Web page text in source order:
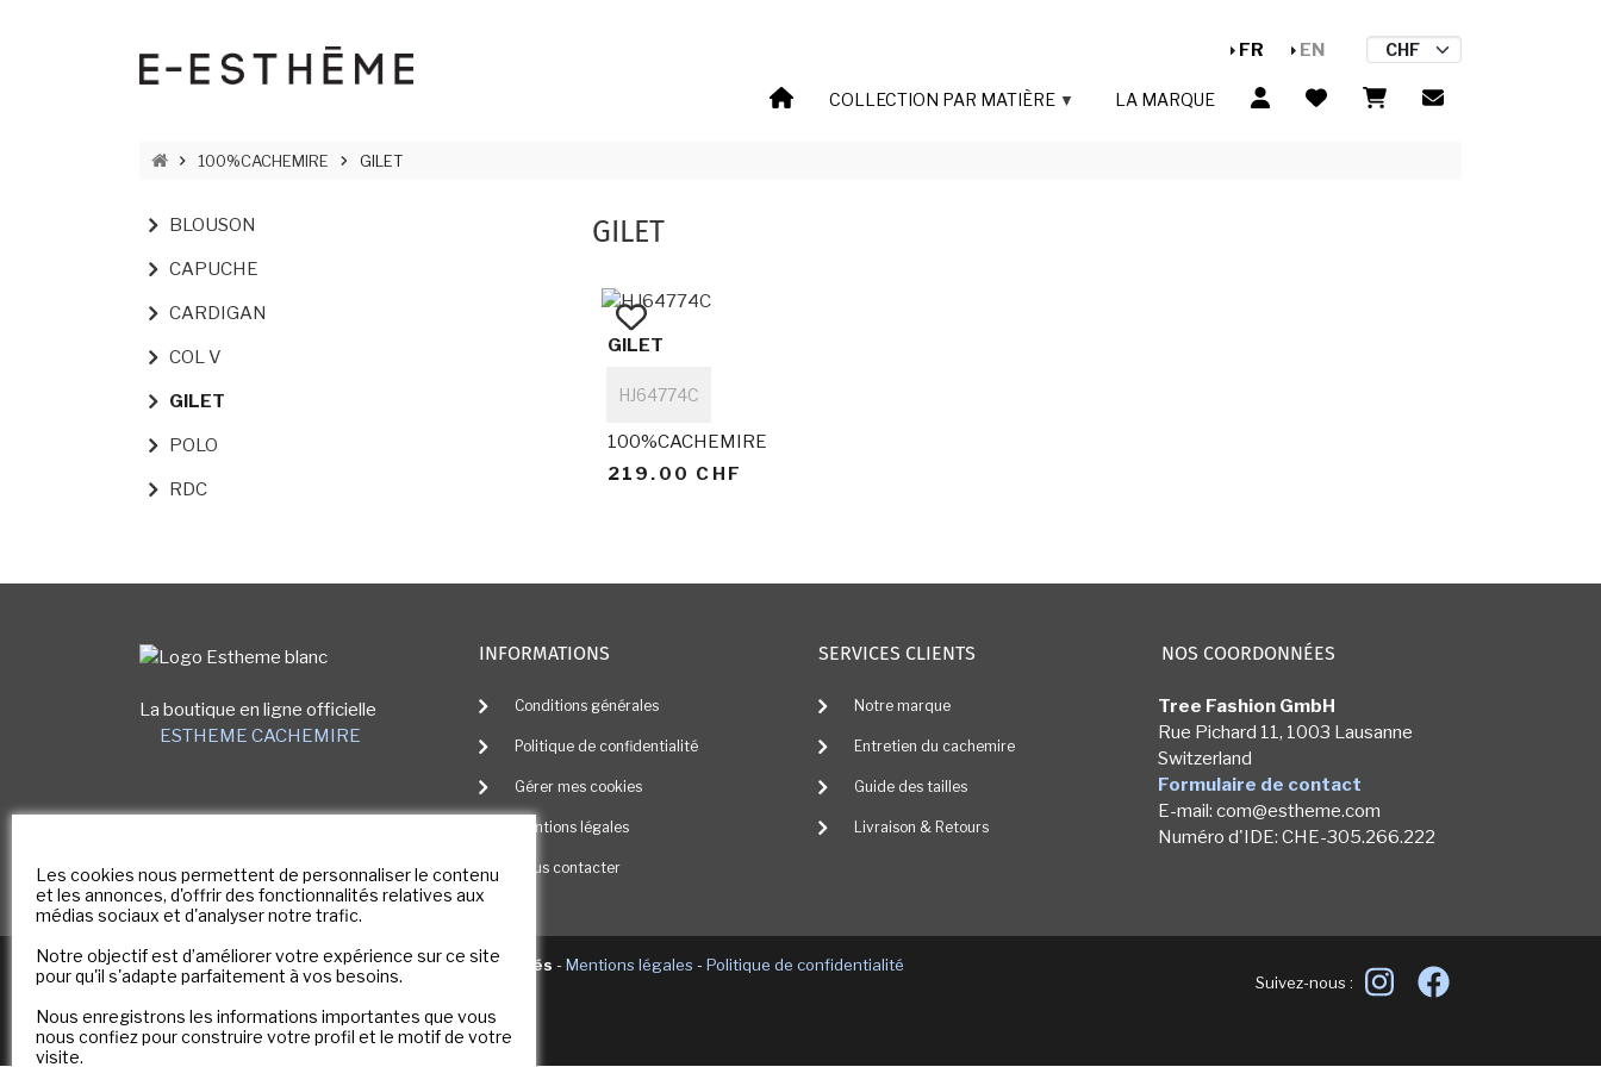
Les cookies nous permettent de personnaliser le contenu
et les annonces, d'offrir des fonctionnalités relatives aux
médias sociaux et d'analyser notre trafic.
Notre objectif est d’améliorer votre expérience sur ce site
pour qu'il s'adapte parfaitement à vos besoins.
Nous enregistrons les informations importantes que vous
nous confiez pour construire votre profil et le motif de votre
visite.
FR
EN
COLLECTION PAR MATIÈRE LA MARQUE
FIL D'ARIANE
100%CACHEMIRE GILET
GILET
GILET
HJ64774C
100%CACHEMIRE
219.00 CHF
NAVIGATION PRINCIPALE
BLOUSON
CAPUCHE
CARDIGAN
COL V
GILET
POLO
RDC
Image
La boutique en ligne officielle
ESTHEME CACHEMIRE
INFORMATIONS
Conditions générales
Politique de confidentialité
Gérer mes cookies
Mentions légales
Nous contacter
SERVICES CLIENTS
Notre marque
Entretien du cachemire
Guide des tailles
Livraison & Retours
NOS COORDONNÉES
Tree Fashion GmbH
Rue Pichard 11, 1003 Lausanne
Switzerland
Formulaire de contact
E-mail: com@estheme.com
Numéro d'IDE: CHE-305.266.222
Copyright © 2025 E-ESTHEME Tous droits réservés - Mentions légales - Politique de confidentialité
Suivez-nous :